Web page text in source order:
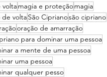
voltamagia e proteçãomagia
de voltaSão Ciprianosão cipriano
oração de amarração
para dominar uma pessoa
a mente de uma pessoa
uma pessoa
qualquer pesso